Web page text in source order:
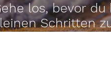
los, bevor
Schritten